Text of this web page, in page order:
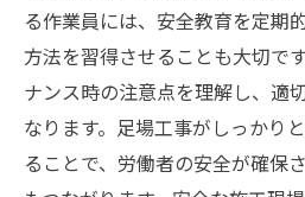
る作業員には、安全教育を定期
方法を習得させることも大切で
ナンス時の注意点を理解し、適
なります。足場工事がしっかり
ることで、労働者の安全が確保